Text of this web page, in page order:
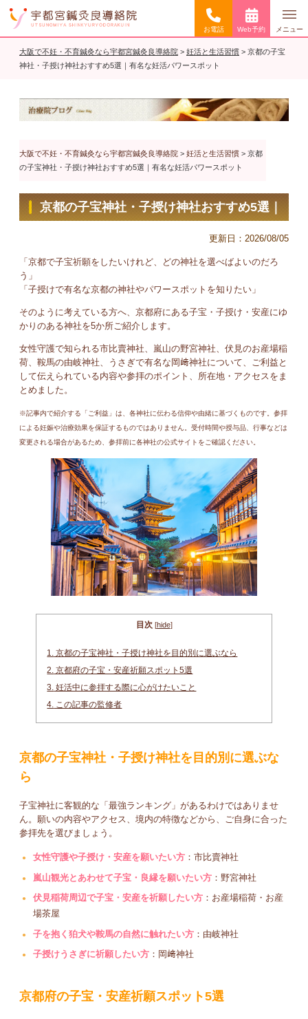
お電話 Web予約 メニュー
大阪で不妊・不育鍼灸なら宇都宮鍼灸良導絡院 > 妊活と生活習慣 > 京都の子宝
神社・子授け神社おすすめ5選｜有名な妊活パワースポット
大阪で不妊・不育鍼灸なら宇都宮鍼灸良導絡院 > 妊活と生活習慣 > 京都
の子宝神社・子授け神社おすすめ5選｜有名な妊活パワースポット
京都の子宝神社・子授け神社おすすめ5選｜
更新日： 2026/08/05
「京都で子宝祈願をしたいけれど、どの神社を選べばよいのだろ
う」
「子授けで有名な京都の神社やパワースポットを知りたい」
そのように考えている方へ、京都府にある子宝・子授け・安産にゆ
かりのある神社を5か所ご紹介します。
女性守護で知られる市比賣神社、嵐山の野宮神社、伏見のお産場稲
荷、鞍馬の由岐神社、うさぎで有名な岡﨑神社について、ご利益と
して伝えられている内容や参拝のポイント、所在地・アクセスをま
とめました。
※記事内で紹介する「ご利益」は、各神社に伝わる信仰や由緒に基づくものです。参拝
による妊娠や治療効果を保証するものではありません。受付時間や授与品、行事などは
変更される場合があるため、参拝前に各神社の公式サイトをご確認ください。
目次 [hide]
1.
京都の子宝神社・子授け神社を目的別に選ぶなら
2. 京都府の子宝・安産祈願スポット5選
3. 妊活中に参拝する際に心がけたいこと
4. この記事の監修者
京都の子宝神社・子授け神社を目的別に選ぶな
ら
子宝神社に客観的な「最強ランキング」があるわけではありませ
ん。願いの内容やアクセス、境内の特徴などから、ご自身に合った
参拝先を選びましょう。
女性守護や子授け・安産を願いたい方：市比賣神社
嵐山観光とあわせて子宝・良縁を願いたい方：野宮神社
伏見稲荷周辺で子宝・安産を祈願したい方：お産場稲荷・お産
場茶屋
子を抱く狛犬や鞍馬の自然に触れたい方：由岐神社
子授けうさぎに祈願したい方：岡﨑神社
京都府の子宝・安産祈願スポット5選